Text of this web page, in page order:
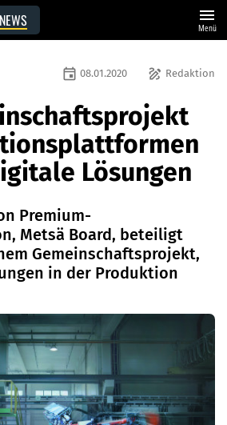
NEWS menu
Menü
draw Redaktion
event 08.01.2020
Lösungen
Premium-
Metsä Board, beteiligt
Gemeinschaftsprojekt,
in der Produktion